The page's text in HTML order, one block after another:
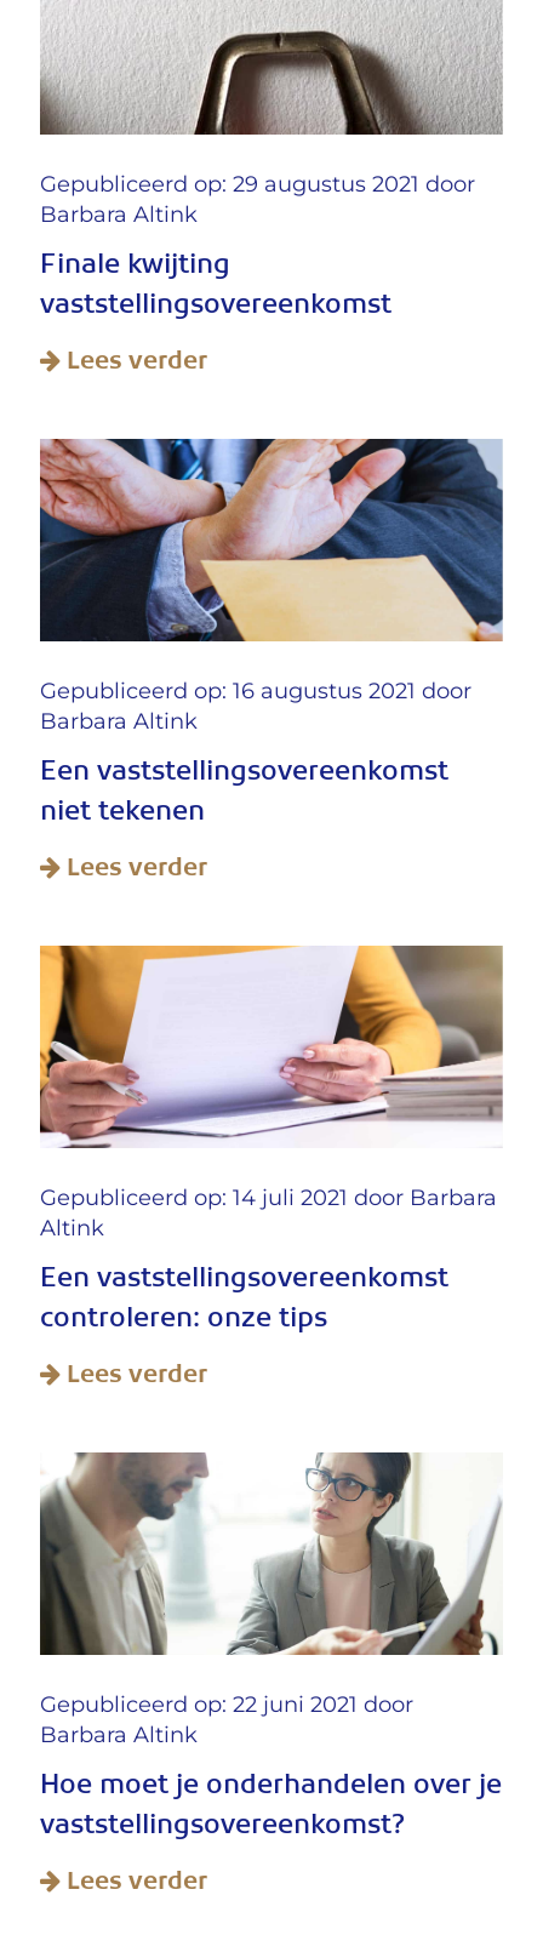
Gepubliceerd op: 29 augustus 2021 door
Barbara Altink
Finale kwijting
vaststellingsovereenkomst
Lees verder
Gepubliceerd op: 16 augustus 2021 door
Barbara Altink
Een vaststellingsovereenkomst
niet tekenen
Lees verder
Gepubliceerd op: 14 juli 2021 door Barbara
Altink
Een vaststellingsovereenkomst
controleren: onze tips
Lees verder
Gepubliceerd op: 22 juni 2021 door
Barbara Altink
Hoe moet je onderhandelen over je
vaststellingsovereenkomst?
Lees verder